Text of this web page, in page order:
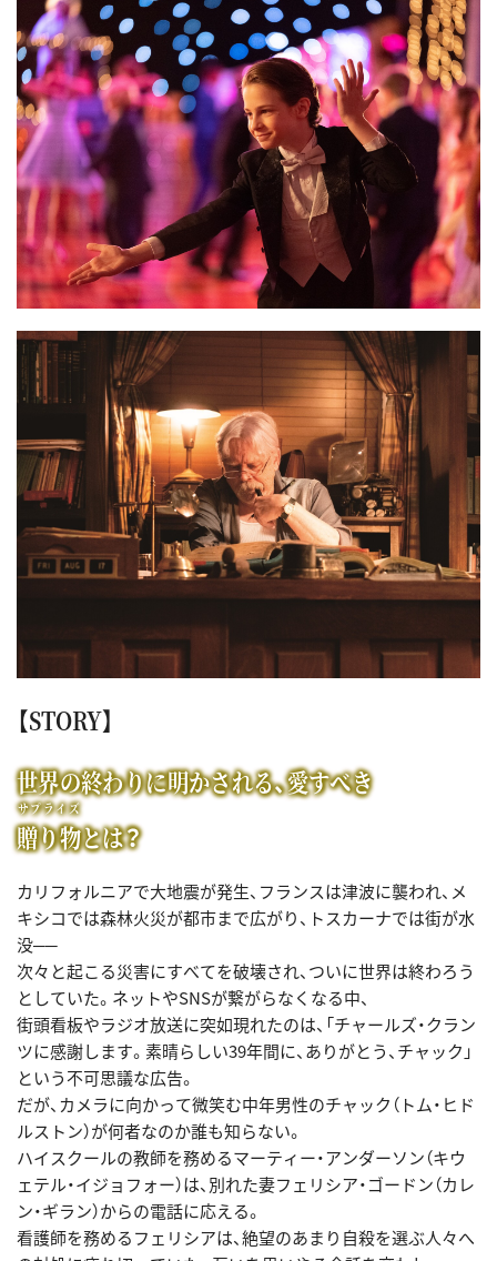
【STORY】
世界の終わりに明かされる、愛すべき
贈り物
サプライズ
とは？
カリフォルニアで大地震が発生、フランスは津波に襲われ、メ
キシコでは森林火災が都市まで広がり、トスカーナでは街が水
没──
次々と起こる災害にすべてを破壊され、ついに世界は終わろう
としていた。ネットやSNSが繋がらなくなる中、
街頭看板やラジオ放送に突如現れたのは、「チャールズ・クラン
ツに感謝します。素晴らしい39年間に、ありがとう、チャック」
という不可思議な広告。
だが、カメラに向かって微笑む中年男性のチャック（トム・ヒド
ルストン）が何者なのか誰も知らない。
ハイスクールの教師を務めるマーティー・アンダーソン（キウ
ェテル・イジョフォー）は、別れた妻フェリシア・ゴードン（カレ
ン・ギラン）からの電話に応える。
看護師を務めるフェリシアは、絶望のあまり自殺を選ぶ人々へ